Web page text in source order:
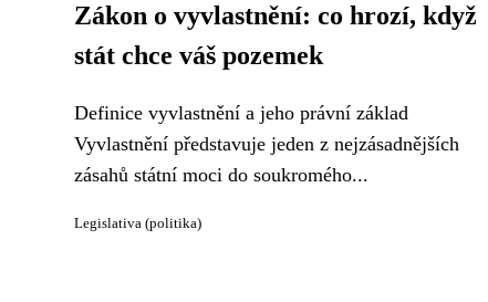
Zákon o vyvlastnění: co hrozí, když
stát chce váš pozemek
Definice vyvlastnění a jeho právní základ
Vyvlastnění představuje jeden z nejzásadnějších
zásahů státní moci do soukromého...
Legislativa (politika)